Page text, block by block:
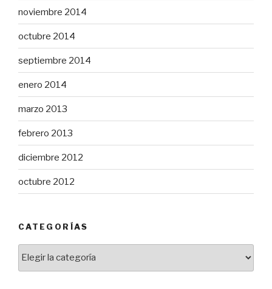
noviembre 2014
octubre 2014
septiembre 2014
enero 2014
marzo 2013
febrero 2013
diciembre 2012
octubre 2012
CATEGORÍAS